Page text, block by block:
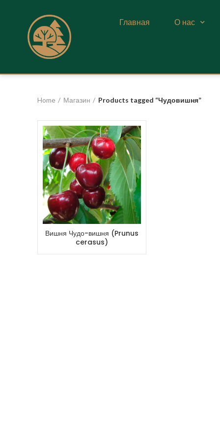
Главная О нас
Home Магазин Products tagged “Чудовишня”
Вишня Чудо-вишня (Prunus
cerasus)